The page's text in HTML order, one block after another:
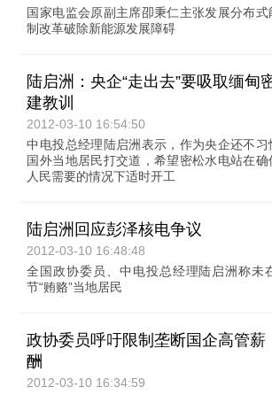
国家电监会原副主席卲秉仁主张发展分布
制改革破除新能源发展障碍
陆启洲：央企“走出去”要吸取缅甸
建教训
2012-03-10 16:54:50
中电投总经理陆启洲表示，作为央企还不习
国外当地居民打交道，希望密松水电站在
人民需要的情况下适时开工
陆启洲回应彭泽核电争议
2012-03-10 16:48:48
全国政协委员、中电投总经理陆启洲称未
节“贿赂”当地居民
政协委员呼吁限制垄断国企高管薪
酬
2012-03-10 16:34:59